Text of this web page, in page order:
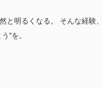
と明るくなる。 そんな経験
”を。